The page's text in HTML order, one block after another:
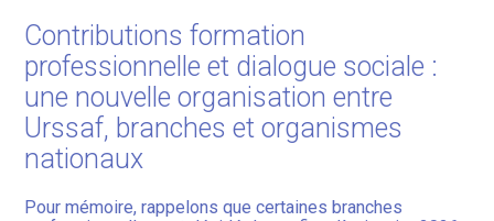
Contributions formation
professionnelle et dialogue sociale :
une nouvelle organisation entre
Urssaf, branches et organismes
nationaux
Pour mémoire, rappelons que certaines branches